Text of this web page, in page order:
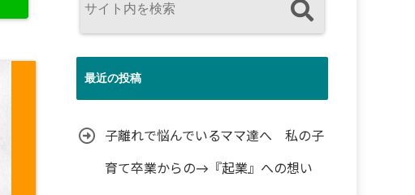
最近の投稿
子離れで悩んでいるママ達へ 私の子
育て卒業からの→『起業』への想い